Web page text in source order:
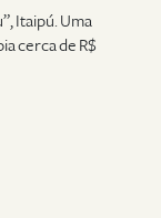
Itaipú. Uma
cerca de R$